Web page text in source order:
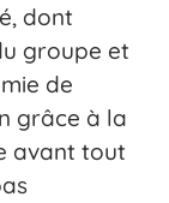
dont
groupe et
de
grâce à la
avant tout